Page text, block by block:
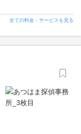
全ての料金・サービスを見る